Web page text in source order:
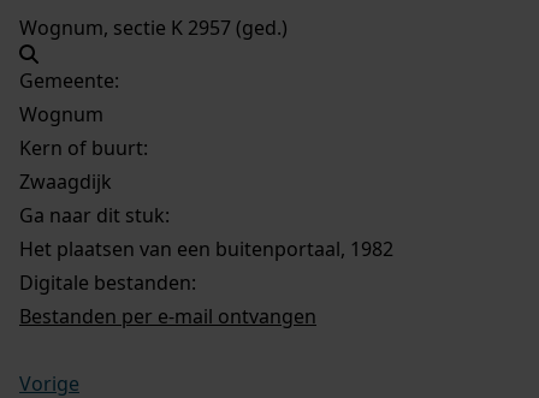
Wognum, sectie K 2957 (ged.)
Gemeente:
Wognum
Kern of buurt:
Zwaagdijk
Ga naar dit stuk:
Het plaatsen van een buitenportaal, 1982
Digitale bestanden:
Bestanden per e-mail ontvangen
Vorige